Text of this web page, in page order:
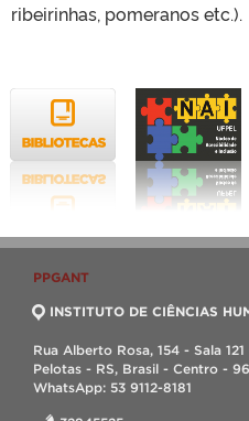
ribeirinhas, pomeranos etc.).
PPGANT
INSTITUTO DE CIÊNCIAS
Rua Alberto Rosa, 154 - Sala 121
Pelotas - RS, Brasil - Centro -
WhatsApp: 53 9112-8181